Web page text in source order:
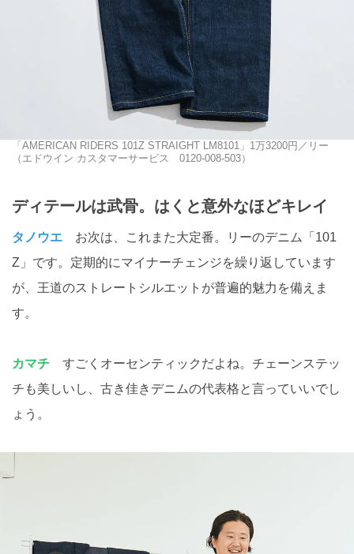
「AMERICAN RIDERS 101Z STRAIGHT LM8101」1万3200円／リー
（エドウイン カスタマーサービス 0120-008-503）
ディテールは武骨。はくと意外なほどキレイ
タノウエ お次は、これまた大定番。リーのデニム「101
Z」です。定期的にマイナーチェンジを繰り返しています
が、王道のストレートシルエットが普遍的魅力を備えま
す。
カマチ すごくオーセンティックだよね。チェーンステッ
チも美しいし、古き佳きデニムの代表格と言っていいでし
ょう。